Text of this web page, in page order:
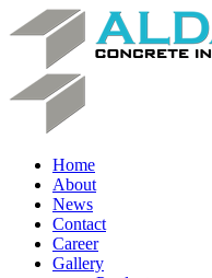
Home
About
News
Contact
Career
Gallery